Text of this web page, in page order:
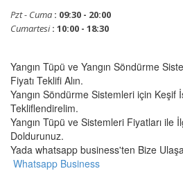
Pzt - Cuma : 09:30 - 20:00
Cumartesi: 10:00 - 18:30
Yangın Tüpü ve Yangın Söndürme
Fiyatı Teklifi Alın.
Yangın Söndürme Sistemleri için Keşif
Tekliflendirelim.
Yangın Tüpü ve Sistemleri Fiyatları ile
Doldurunuz.
Yada whatsapp business'ten Bize
Whatsapp Business